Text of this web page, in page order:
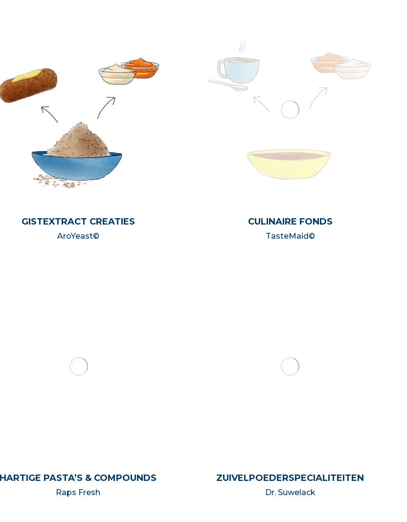
GISTEXTRACT CREATIES
AroYeast©
CULINAIRE FONDS
TasteMaid©
HARTIGE PASTA’S & COMPOUNDS
Raps Fresh
ZUIVELPOEDERSPECIALITEITEN
Dr. Suwelack